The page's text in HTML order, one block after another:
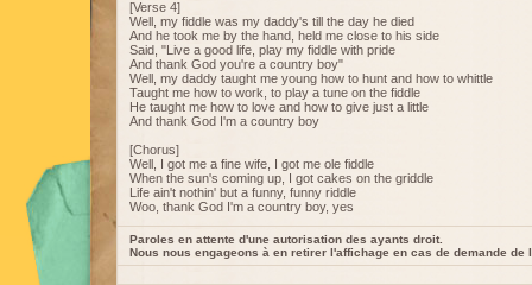
[Verse 4]
Well, my fiddle was my daddy's till the day he died
And he took me by the hand, held me close to his side
Said, "Live a good life, play my fiddle with pride
And thank God you're a country boy"
Well, my daddy taught me young how to hunt and how to whittle
Taught me how to work, to play a tune on the fiddle
He taught me how to love and how to give just a little
And thank God I'm a country boy
[Chorus]
Well, I got me a fine wife, I got me ole fiddle
When the sun's coming up, I got cakes on the griddle
Life ain't nothin' but a funny, funny riddle
Woo, thank God I'm a country boy, yes
Paroles en attente d'une autorisation des ayants droit.
Nous nous engageons à en retirer l'affichage en cas de demande de